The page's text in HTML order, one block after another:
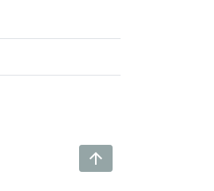
arrow_upward